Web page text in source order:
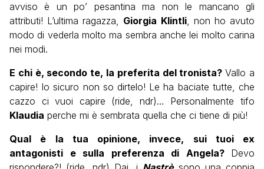
avviso è un po’ pesantina ma non le mancano gli
attributi! L’ultima ragazza, Giorgia Klintli, non ho avuto
modo di vederla molto ma sembra anche lei molto carina
nei modi.
E chi è, secondo te, la preferita del tronista?Vallo a
capire! Io sicuro non so dirtelo! Le ha baciate tutte, che
cazzo ci vuoi capire (ride, ndr)… Personalmente tifo
Klaudia perche mi è sembrata quella che ci tiene di più!
Qual è la tua opinione, invece, sui tuoi ex
antagonisti e sulla preferenza di Angela? Devo